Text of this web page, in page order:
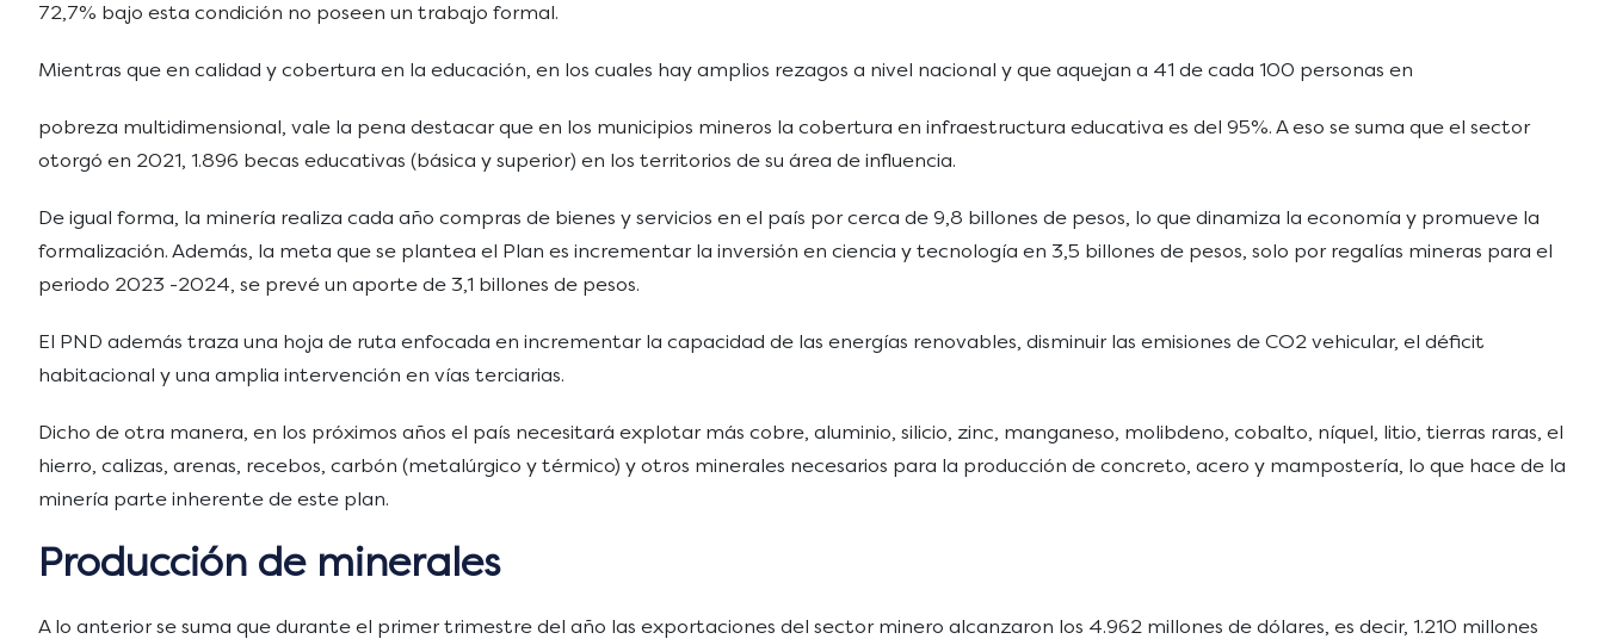
72,7% bajo esta condición no poseen un trabajo formal.
Mientras que en calidad y cobertura en la educación, en los cuales hay amplios rezagos a nivel nacional y que aquejan a 41 de cada 100 personas en
pobreza multidimensional, vale la pena destacar que en los municipios mineros la cobertura en infraestructura educativa es del 95%. A eso se suma que el sector
otorgó en 2021, 1.896 becas educativas (básica y superior) en los territorios de su área de influencia.
De igual forma, la minería realiza cada año compras de bienes y servicios en el país por cerca de 9,8 billones de pesos, lo que dinamiza la economía y promueve la
formalización. Además, la meta que se plantea el Plan es incrementar la inversión en ciencia y tecnología en 3,5 billones de pesos, solo por regalías mineras para el
periodo 2023 -2024, se prevé un aporte de 3,1 billones de pesos.
El PND además traza una hoja de ruta enfocada en incrementar la capacidad de las energías renovables, disminuir las emisiones de CO2 vehicular, el déficit
habitacional y una amplia intervención en vías terciarias.
Dicho de otra manera, en los próximos años el país necesitará explotar más cobre, aluminio, silicio, zinc, manganeso, molibdeno, cobalto, níquel, litio, tierras raras, el
hierro, calizas, arenas, recebos, carbón (metalúrgico y térmico) y otros minerales necesarios para la producción de concreto, acero y mampostería, lo que hace de la
minería parte inherente de este plan.
Producción de minerales
A lo anterior se suma que durante el primer trimestre del año las exportaciones del sector minero alcanzaron los 4.962 millones de dólares, es decir, 1.210 millones